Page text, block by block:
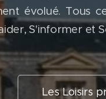
évolué. Tous
S'informer et
Les Loisirs